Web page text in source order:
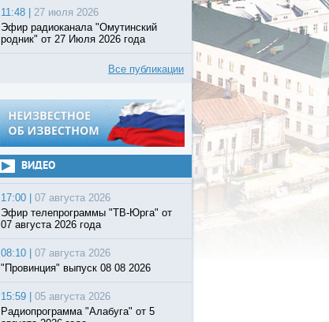
11:48 |
27 июля 2026
Эфир радиоканала "Омутинский
родник" от 27 Июля 2026 года
Все публикации
ВИДЕО
17:00 |
07 августа 2026
Эфир телепрограммы "ТВ-Юрга" от
07 августа 2026 года
08:10 |
07 августа 2026
"Провинция" выпуск 08 08 2026
15:59 |
05 августа 2026
Радиопрограмма "Алабуга" от 5